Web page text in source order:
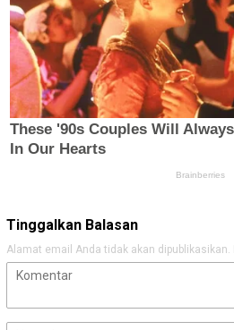
Tinggalkan Balasan
Alamat email Anda tidak akan dipublikasikan.